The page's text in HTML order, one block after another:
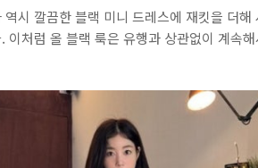
역시 깔끔한 블랙 미니 드레스에 재킷을 더
이처럼 올 블랙 룩은 유행과 상관없이 계속